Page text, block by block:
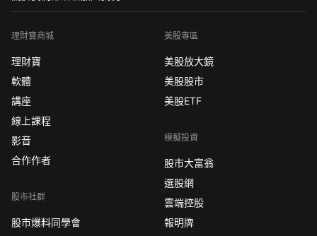
理財寶商城
理財寶
軟體
講座
線上課程
影音
合作作者
股市社群
股市爆料同學會
美股專區
美股放大鏡
美股股市
美股ETF
模擬投資
股市大富翁
選股網
雲端控股
報明牌